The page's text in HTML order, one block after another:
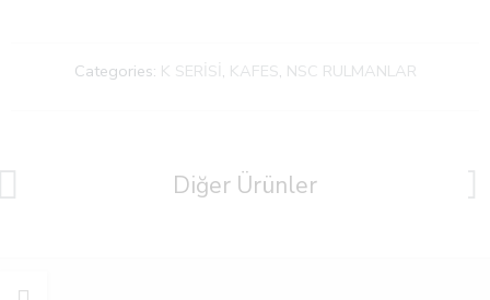
Categories: K SERİSİ , KAFES, NSC RULMANLAR
Diğer Ürünler